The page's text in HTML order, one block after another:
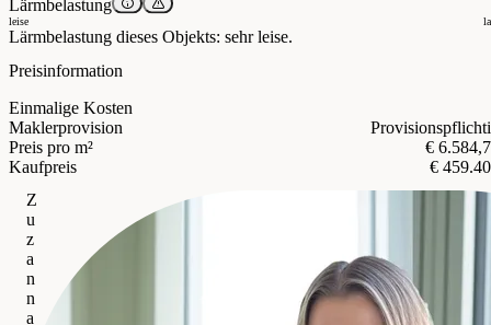
Lärmbelastung
leise
Lärmbelastung dieses Objekts: sehr leise.
Preisinformation
Einmalige Kosten
Maklerprovision
Preis pro m²
€
Kaufpreis
€
Z
u
z
a
n
n
a